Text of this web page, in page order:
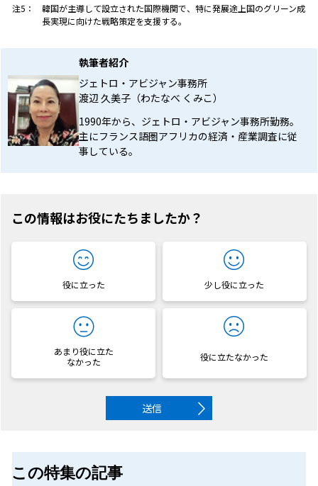
注5：
韓国が主導して設立された国際機関で、特に発展途上国のグリーン成
長実現に向けた戦略策定を支援する。
執筆者紹介
ジェトロ・アビジャン事務所
渡辺 久美子（わたなべ くみこ）
1990年から、ジェトロ・アビジャン事務所勤務。
主にフランス語圏アフリカの経済・産業調査に従
事している。
この情報はお役にたちましたか？
役に立った 少し役に立った
あまり役に立た
なかった
役に立たなかった
送信
この特集の記事